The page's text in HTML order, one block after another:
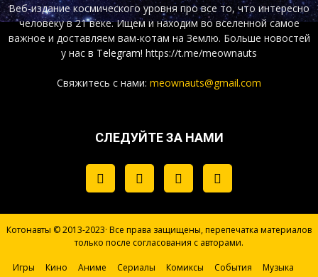
Веб-издание космического уровня про все то, что интересно
человеку в 21 веке. Ищем и находим во вселенной самое
важное и доставляем вам-котам на Землю. Больше новостей
у нас в Telegram! https://t.me/meownauts
Свяжитесь с нами: meownauts@gmail.com
СЛЕДУЙТЕ ЗА НАМИ
Котонавты © 2013-2023· Все права защищены, перепечатка материалов
только после согласования с авторами.
Игры Кино Аниме Сериалы Комиксы События
Музыка